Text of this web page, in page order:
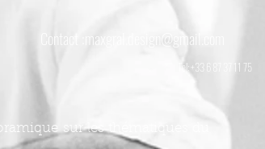
Contact : maxgral.design@gmail.com
Tel: +33 6 87 37 11 75
sur les thématiques du